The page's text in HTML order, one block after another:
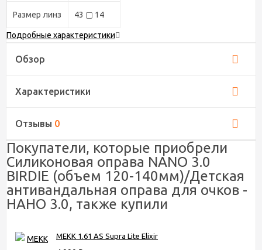
Размер линз 43 ▢ 14
Подробные характеристики
Обзор
Характеристики
Отзывы 0
Покупатели, которые приобрели
Силиконовая оправа NANO 3.0
BIRDIE (объем 120-140мм)/Детская
антивандальная оправа для очков -
НАНО 3.0, также купили
MEKK 1.61 AS Supra Lite Elixir